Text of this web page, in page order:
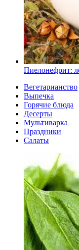
Пиелонефрит:
Вегетарианство
Выпечка
Горячие блюда
Десерты
Мультиварка
Праздники
Салаты